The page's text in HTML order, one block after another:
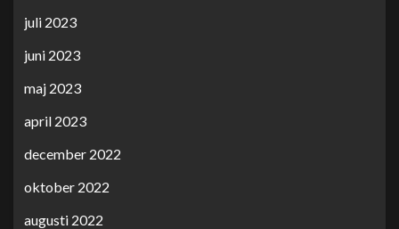
juli 2023
juni 2023
maj 2023
april 2023
december 2022
oktober 2022
augusti 2022